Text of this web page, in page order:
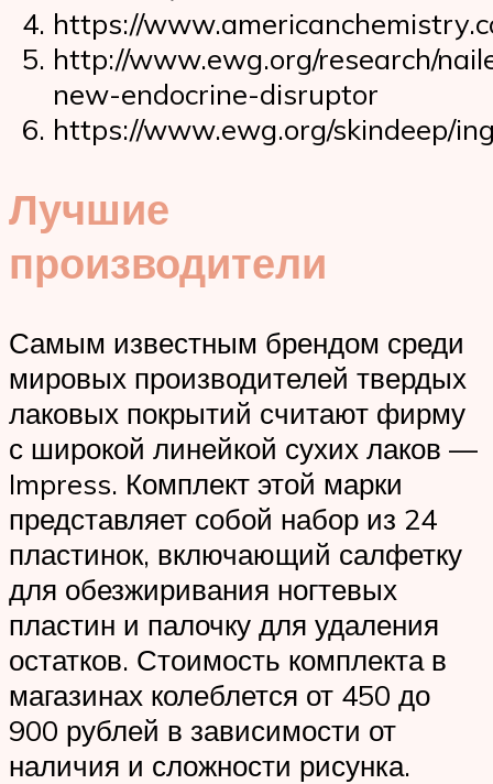
https://
http://www.ewg.org/research/
new-endocrine-disruptor
https://www.ewg.org/skindeep/
Лучшие
производители
Самым известным брендом среди
мировых производителей твердых
лаковых покрытий считают фирму
с широкой линейкой сухих лаков —
Impress. Комплект этой марки
представляет собой набор из 24
пластинок, включающий салфетку
для обезжиривания ногтевых
пластин и палочку для удаления
остатков. Стоимость комплекта в
магазинах колеблется от 450 до
900 рублей в зависимости от
наличия и сложности рисунка.